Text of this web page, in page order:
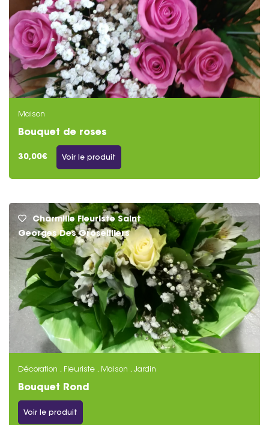
Maison
Bouquet de roses
30,00€ Voir le produit
Charmille Fleuriste Saint
Georges Des Groseilliers
Décoration , Fleuriste , Maison , Jardin
Bouquet Rond
Voir le produit